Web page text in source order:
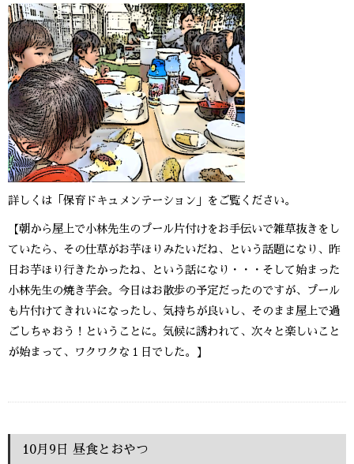
詳しくは「保育ドキュメンテーション」をご覧ください。
【朝から屋上で小林先生のプール片付けをお手伝いで雑草抜きをし
ていたら、その仕草がお芋ほりみたいだね、という話題になり、昨
日お芋ほり行きたかったね、という話になり・・・そして始まった
小林先生の焼き芋会。今日はお散歩の予定だったのですが、プール
も片付けてきれいになったし、気持ちが良いし、そのまま屋上で過
ごしちゃおう！ということに。気候に誘われて、次々と楽しいこと
が始まって、ワクワクな１日でした。】
10月9日 昼食とおやつ